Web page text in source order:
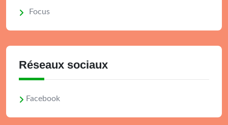
Focus
Réseaux sociaux
Facebook